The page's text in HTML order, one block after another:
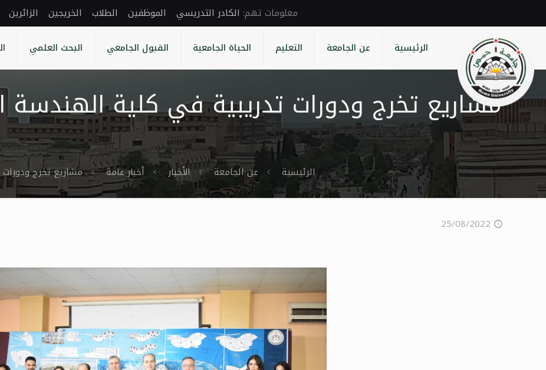
الكادر التدريسي الموظفين الطلاب الخريجين الزائرين
الرئيسية عن الجامعة التعليم الحياة الجامعية القبول الجامعي البحث العلمي
مشاريع تخرج ودورات تدريبية في كلية
الرئيسية عن الجامعة الأخبار أخبار عامة مشاريع تخرج
25/08/2022